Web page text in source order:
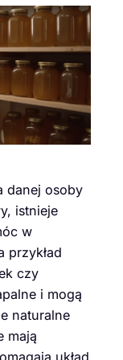
danej osoby
istnieje
w
przykład
czy
i mogą
naturalne
mają
układ